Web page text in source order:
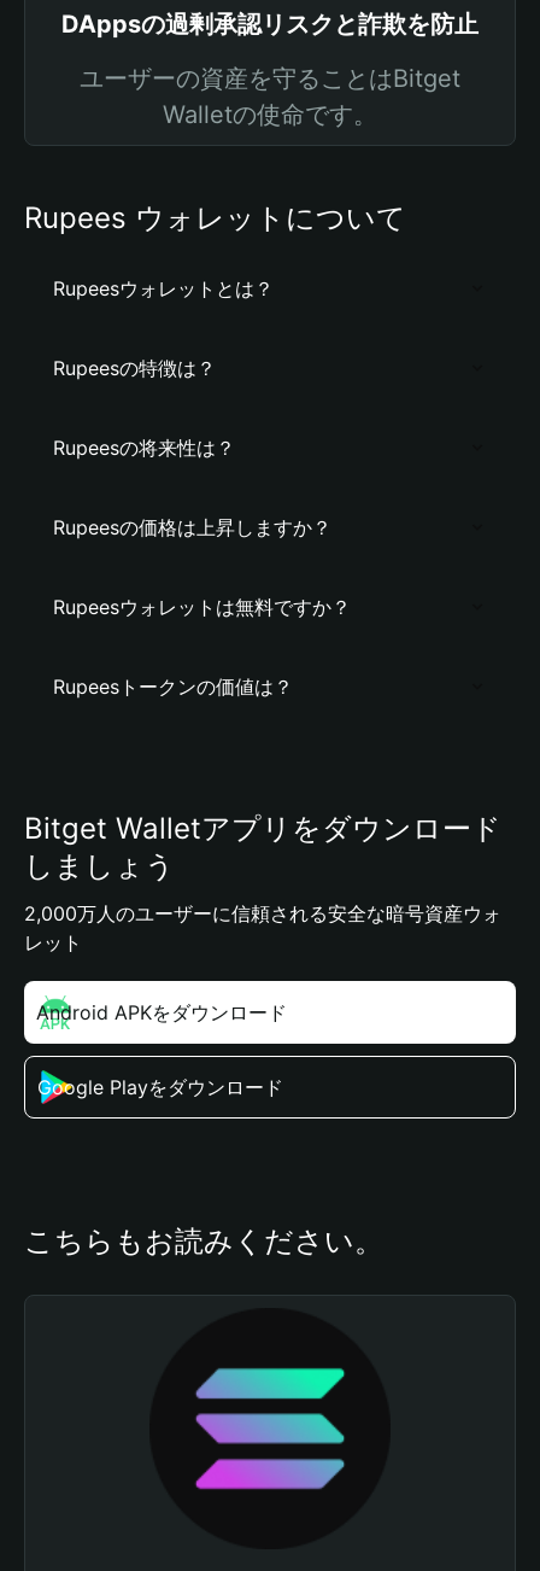
DAppsの過剰承認リスクと詐欺を防止
ユーザーの資産を守ることはBitget
Walletの使命です。
Rupees ウォレットについて
Rupeesウォレットとは？
Rupeesの特徴は？
Rupeesの将来性は？
Rupeesの価格は上昇しますか？
Rupeesウォレットは無料ですか？
Rupeesトークンの価値は？
Bitget Walletアプリをダウンロード
しましょう
2,000万人のユーザーに信頼される安全な暗号資産ウォ
レット
Android APKをダウンロード
Google Playをダウンロード
こちらもお読みください。